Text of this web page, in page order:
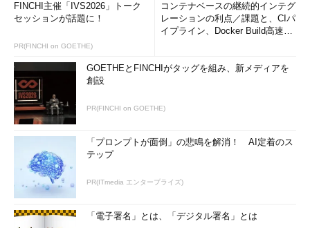
FINCHI主催「IVS2026」トーク
セッションが話題に！
PR(FINCHI on GOETHE)
コンテナベースの継続的インテグ
レーションの利点／課題と、CIパ
イプライン、Docker Build高速化
GOETHEとFINCHIがタッグを組み、新メディアを
創設
PR(FINCHI on GOETHE)
「プロンプトが面倒」の悲鳴を解消！ AI定着のス
テップ
PR(ITmedia エンタープライズ)
「電子署名」とは、「デジタル署名」とは